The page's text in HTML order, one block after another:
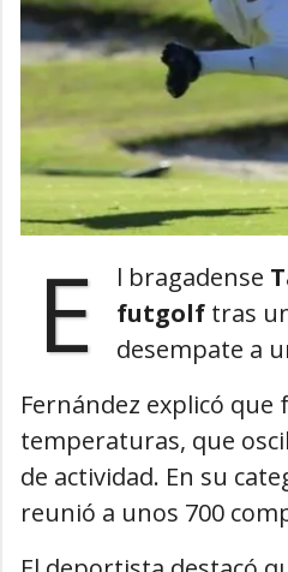
E l bragadense
futgolf tras
desempate a
Fernández explicó que
temperaturas, que
de actividad. En su
reunió a unos 700